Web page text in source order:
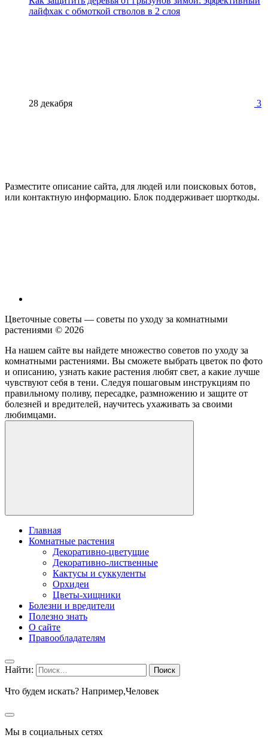
лайфхак с обмоткой стволов в 2 слоя
28 декабря 3
Разместите описание сайта, для людей или поисковых ботов,
или контактную информацию. Блок поддерживает шорткоды.
Цветочные советы — советы по уходу за комнатными
растениями © 2026
На нашем сайте вы найдете множество советов по уходу за
комнатными растениями. Вы сможете выбрать цветок по фото
и описанию, узнать какие растения любят свет, а какие лучше
чувствуют себя в тени. Следуя пошаговым инструкциям по
правильному поливу, пересадке, размножению и защите от
болезней и вредителей, научитесь ухаживать за своими
любимцами.
Главная
Комнатные растения
Декоративно-цветущие
Декоративно-лиственные
Кактусы и суккуленты
Орхидеи
Цветы-хищники
Болезни и вредители
Полезно знать
О сайте
Правообладателям
Найти:
Что будем искать? Например,Человек
Мы в социальных сетях